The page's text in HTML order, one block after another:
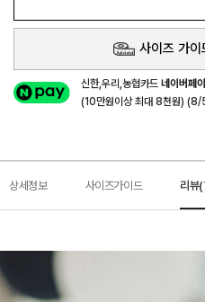
사이즈 가이
신한,우리,농협카드네이버페
(10만원이상 최대 8천원)
상세정보 사이즈가이드 리